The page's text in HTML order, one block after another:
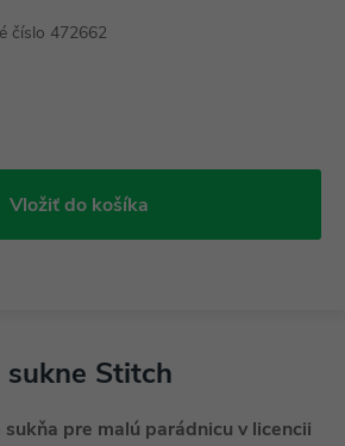
číslo 472662
Vložiť do košíka
sukne Stitch
sukňa pre malú parádnicu v licencii